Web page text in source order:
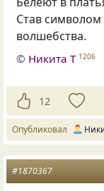
Став
волшебства.
© Никита Т 1206
12
Опубликовал
#1870367